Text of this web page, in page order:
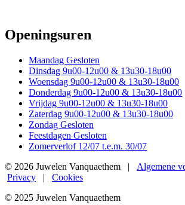
Openingsuren
Maandag Gesloten
Dinsdag 9u00-12u00 & 13u30-18u00
Woensdag 9u00-12u00 & 13u30-18u00
Donderdag 9u00-12u00 & 13u30-18u00
Vrijdag 9u00-12u00 & 13u30-18u00
Zaterdag 9u00-12u00 & 13u30-18u00
Zondag Gesloten
Feestdagen Gesloten
Zomerverlof 12/07 t.e.m. 30/07
© 2026 Juwelen Vanquaethem | Algemene
Privacy | Cookies
© 2025 Juwelen Vanquaethem